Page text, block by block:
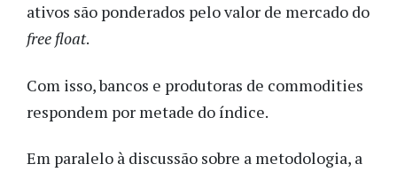
ativos são ponderados pelo valor de mercado do
free float.
Com isso, bancos e produtoras de commodities
respondem por metade do índice.
Em paralelo à discussão sobre a metodologia, a